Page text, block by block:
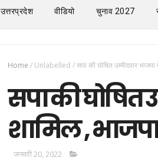
उत्तरप्रदेश वीडियो चुनाव 2027
Home / Unlabelled/सपा की घोषित उम्मीदवार
सपा की घोषित
शामिल ,
जनवरी 20, 2022